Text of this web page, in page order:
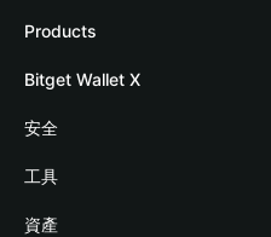
關於 Bitget Wallet
部落格
學院
加密資訊
幫助中心
Products
Crypto Card
Stablecoin Earn
Payfi Crypto
Crypto Swap API
Bitget Wallet X
開發者文件
連接錢包
Bitget Wallet Pay
安全
風險保障基金
安全防護技術
工具
快捷買幣
資產